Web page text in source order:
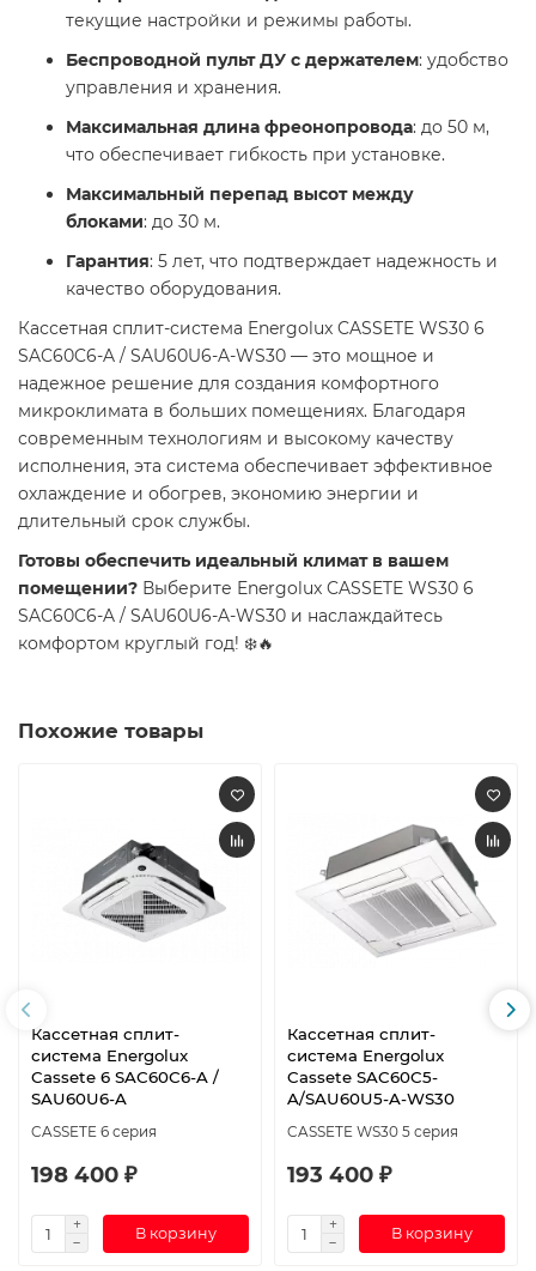
текущие настройки и режимы работы.
Беспроводной пульт ДУ с держателем: удобство
управления и хранения.
Максимальная длина фреонопровода: до 50 м,
что обеспечивает гибкость при установке.
Максимальный перепад высот между
блоками: до 30 м.
Гарантия: 5 лет, что подтверждает надежность и
качество оборудования.
Кассетная сплит-система Energolux CASSETE WS30 6
SAC60C6-A / SAU60U6-A-WS30 — это мощное и
надежное решение для создания комфортного
микроклимата в больших помещениях. Благодаря
современным технологиям и высокому качеству
исполнения, эта система обеспечивает эффективное
охлаждение и обогрев, экономию энергии и
длительный срок службы.
Готовы обеспечить идеальный климат в вашем
помещении? Выберите Energolux CASSETE WS30 6
SAC60C6-A / SAU60U6-A-WS30 и наслаждайтесь
комфортом круглый год! ❄️🔥
Похожие товары
Кассетная сплит-
система Energolux
Cassete 6 SAС60С6-A /
SAU60U6-A
CASSETE 6 серия
198 400 ₽
В корзину
Кассетная сплит-
система Energolux
Cassete SAC60C5-
A/SAU60U5-A-WS30
CASSETE WS30 5 серия
193 400 ₽
В корзину